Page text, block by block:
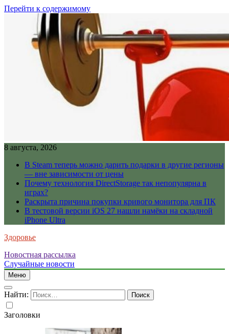
Перейти к содержимому
8 августа, 2026
В Steam теперь можно дарить подарки в другие регионы
— вне зависимости от цены
Почему технология DirectStorage так непопулярна в
играх?
Раскрыта причина покупки кривого монитора для ПК
В тестовой версии iOS 27 нашли намёки на складной
iPhone Ultra
Здоровье
Новостная рассылка
Случайные новости
Меню
Найти:
Заголовки